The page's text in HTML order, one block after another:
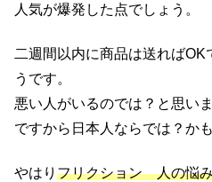
人気が爆発した点でしょう。
二週間以内に商品は送れば
うです。
悪い人がいるのでは？と思い
ですから日本人ならでは？か
やはり フリクション 人の悩